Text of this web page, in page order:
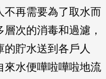
不再需要為了取水而
次的消毒和過濾，
貯水送到各戶人
來水便嘩啦嘩啦地流